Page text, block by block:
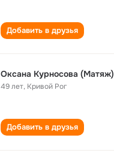
Добавить в друзья
Оксана Курносова (Матяж)
49 лет, Кривой Рог
Добавить в друзья